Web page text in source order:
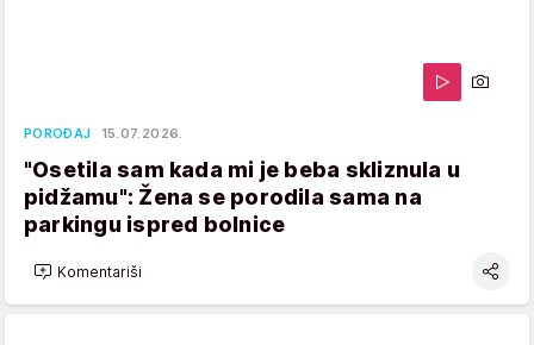
POROĐAJ 15.07.2026.
"Osetila sam kada mi je beba skliznula u
pidžamu": Žena se porodila sama na
parkingu ispred bolnice
Komentariši